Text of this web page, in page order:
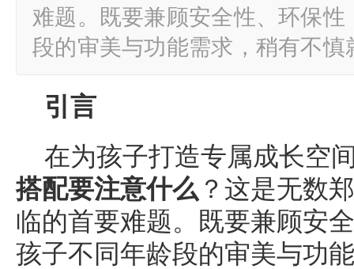
难题。既要兼顾安全性、环保
段的审美与功能需求，稍有不
引言
在为孩子打造专属成长空
搭配要注意什么 ？这是无数
临的首要难题。既要兼顾安
孩子不同年龄段的审美与功